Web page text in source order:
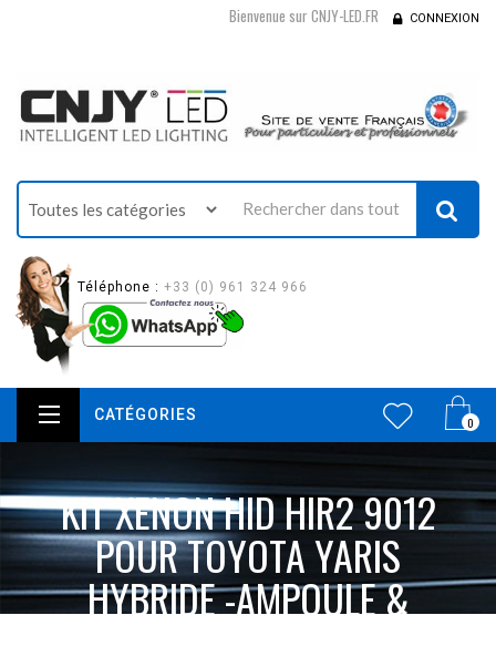
Bienvenue sur CNJY-LED.FR CONNEXION
Téléphone : +33 (0) 961 324 966
0
CATÉGORIES
KIT XENON HID HIR2 9012
POUR TOYOTA YARIS
HYBRIDE -AMPOULE &